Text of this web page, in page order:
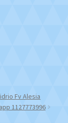
Fv Alesia
1127773996